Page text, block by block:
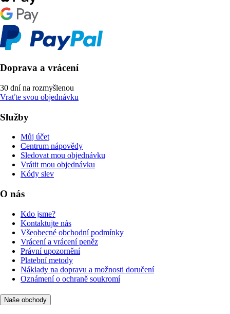
Doprava a vrácení
30 dní na rozmyšlenou
Vraťte svou objednávku
Služby
Můj účet
Centrum nápovědy
Sledovat mou objednávku
Vrátit mou objednávku
Kódy slev
O nás
Kdo jsme?
Kontaktujte nás
Všeobecné obchodní podmínky
Vrácení a vrácení peněz
Právní upozornění
Platební metody
Náklady na dopravu a možnosti doručení
Oznámení o ochraně soukromí
Naše obchody